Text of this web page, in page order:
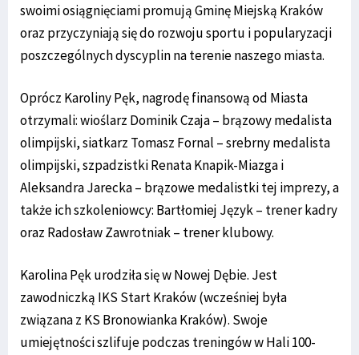
swoimi osiągnięciami promują Gminę Miejską Kraków
oraz przyczyniają się do rozwoju sportu i popularyzacji
poszczególnych dyscyplin na terenie naszego miasta.
Oprócz Karoliny Pęk, nagrodę finansową od Miasta
otrzymali: wioślarz Dominik Czaja – brązowy medalista
olimpijski, siatkarz Tomasz Fornal – srebrny medalista
olimpijski, szpadzistki Renata Knapik-Miazga i
Aleksandra Jarecka – brązowe medalistki tej imprezy, a
także ich szkoleniowcy: Bartłomiej Język – trener kadry
oraz Radosław Zawrotniak – trener klubowy.
Karolina Pęk urodziła się w Nowej Dębie. Jest
zawodniczką IKS Start Kraków (wcześniej była
związana z KS Bronowianka Kraków). Swoje
umiejętności szlifuje podczas treningów w Hali 100-